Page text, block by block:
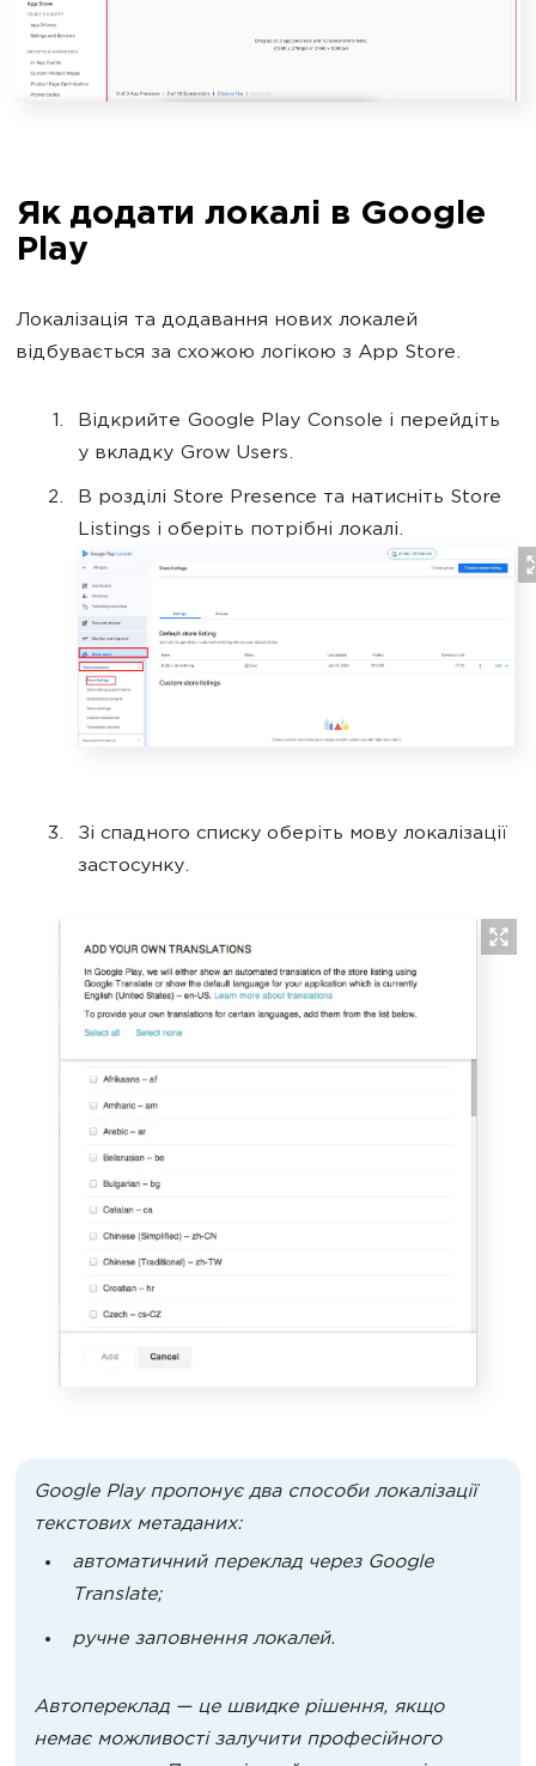
Як додати локалі в Google
Play
Локалізація та додавання нових локалей
відбувається за схожою логікою з App Store.
Відкрийте Google Play Console і перейдіть
у вкладку Grow Users.
В розділі Store Presence та натисніть Store
Listings і оберіть потрібні локалі.
Зі спадного списку оберіть мову локалізації
застосунку.
Google Play пропонує два способи локалізації
текстових метаданих:
автоматичний переклад через Google
Translate;
ручне заповнення локалей.
Автопереклад — це швидке рішення, якщо
немає можливості залучити професійного